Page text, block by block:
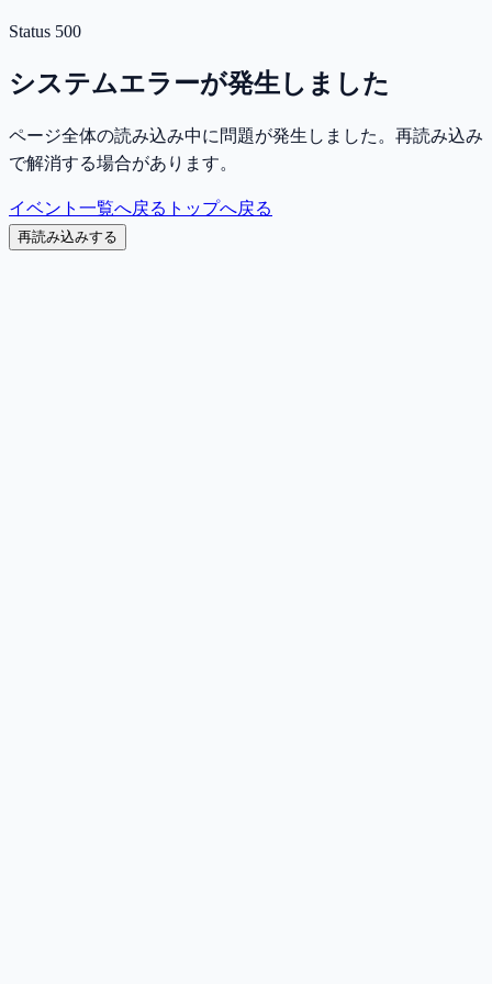
Status 500
システムエラーが発生しました
ページ全体の読み込み中に問題が発生しました。再読み込み
で解消する場合があります。
イベント一覧へ戻る トップへ戻る
再読み込みする